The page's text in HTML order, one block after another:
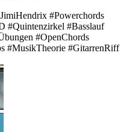
#Powerchords
#Quintenzirkel #Basslauf
#OpenChords
#MusikTheorie #GitarrenRiff